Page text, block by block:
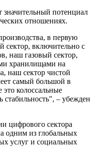
потенциал
отношениях.
в первую
сектор, включительно с
наш газовый сектор,
хранилищами на
наш сектор чистой
самый большой в
это колоссальные
стабильность", – убежден
цифрового сектора
одним из глобальных
услуг и социальных